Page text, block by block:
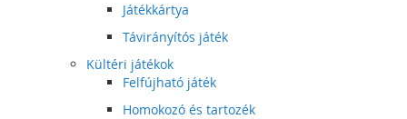
Játékkártya
Távirányítós játék
Kültéri játékok
Felfújható játék
Homokozó és tartozék